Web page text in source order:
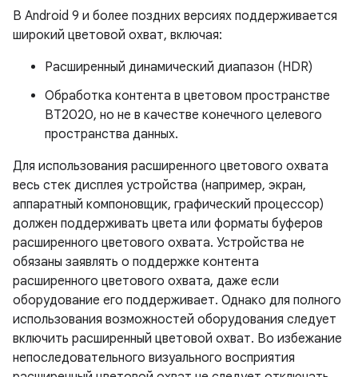
В Android 9 и более поздних версиях поддерживается
широкий цветовой охват, включая:
Расширенный динамический диапазон (HDR)
Обработка контента в цветовом пространстве
BT2020, но не в качестве конечного целевого
пространства данных.
Для использования расширенного цветового охвата
весь стек дисплея устройства (например, экран,
аппаратный компоновщик, графический процессор)
должен поддерживать цвета или форматы буферов
расширенного цветового охвата. Устройства не
обязаны заявлять о поддержке контента
расширенного цветового охвата, даже если
оборудование его поддерживает. Однако для полного
использования возможностей оборудования следует
включить расширенный цветовой охват. Во избежание
непоследовательного визуального восприятия